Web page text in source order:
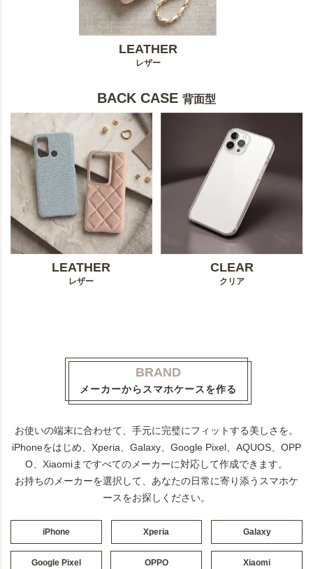
LEATHER
レザー
BACK CASE 背面型
LEATHER
レザー
CLEAR
クリア
BRAND
メーカーからスマホケースを作る
お使いの端末に合わせて、手元に完璧にフィットする美しさを。
iPhoneをはじめ、Xperia、Galaxy、Google Pixel、AQUOS、OPP
O、Xiaomiまですべてのメーカーに対応して作成できます。
お持ちのメーカーを選択して、あなたの日常に寄り添うスマホケ
ースをお探しください。
iPhone Xperia Galaxy
Google Pixel OPPO Xiaomi